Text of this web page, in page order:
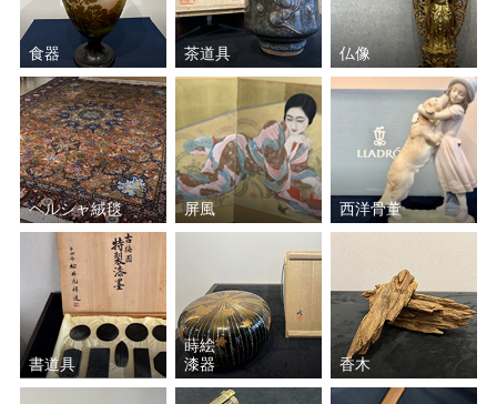
食器 茶道具 仏像
ペルシャ絨毯 屏風 西洋骨董
書道具
蒔絵
漆器
香木